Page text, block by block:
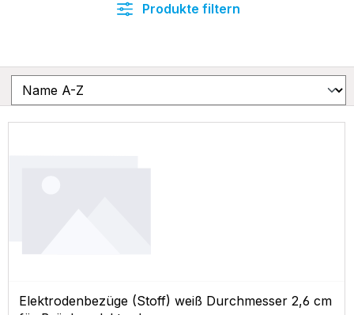
Produkte filtern
Elektrodenbezüge (Stoff) weiß Durchmesser 2,6 cm